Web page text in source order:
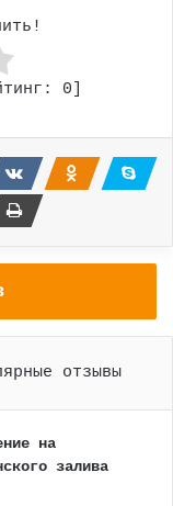
0
отзывы
на
залива